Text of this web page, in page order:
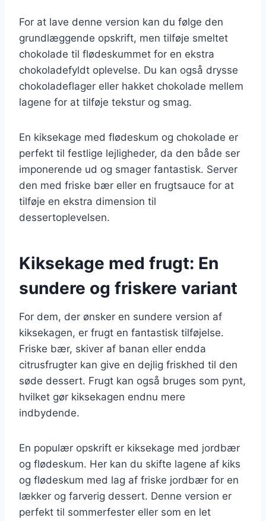
For at lave denne version kan du følge den
grundlæggende opskrift, men tilføje smeltet
chokolade til flødeskummet for en ekstra
chokoladefyldt oplevelse. Du kan også drysse
chokoladeflager eller hakket chokolade mellem
lagene for at tilføje tekstur og smag.
En kiksekage med flødeskum og chokolade er
perfekt til festlige lejligheder, da den både ser
imponerende ud og smager fantastisk. Server
den med friske bær eller en frugtsauce for at
tilføje en ekstra dimension til
dessertoplevelsen.
Kiksekage med frugt: En
sundere og friskere variant
For dem, der ønsker en sundere version af
kiksekagen, er frugt en fantastisk tilføjelse.
Friske bær, skiver af banan eller endda
citrusfrugter kan give en dejlig friskhed til den
søde dessert. Frugt kan også bruges som pynt,
hvilket gør kiksekagen endnu mere
indbydende.
En populær opskrift er kiksekage med jordbær
og flødeskum. Her kan du skifte lagene af kiks
og flødeskum med lag af friske jordbær for en
lækker og farverig dessert. Denne version er
perfekt til sommerfester eller som en let